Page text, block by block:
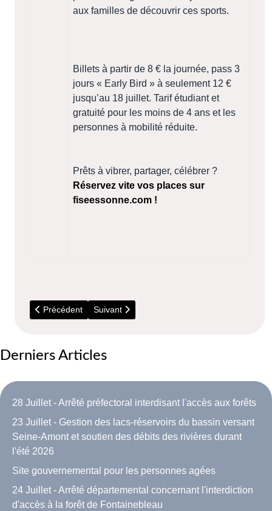
aux familles de découvrir ces sports.
Billets à partir de 8 € la journée, pass 3
jours « Early Bird » à seulement 12 €
jusqu’au 18 juillet. Tarif étudiant et
gratuité pour les moins de 4 ans et les
personnes à mobilité réduite.
Prêts à vibrer, partager, célébrer ?
Réservez vite vos places sur
fiseessonne.com !
Article précédent : Déchèteries : Horaires d'été
Précédent Article suivant : 5 Juillet - Visite du parc
Suivant
Derniers Articles
28 Juillet - Arrêté préfectoral interdisant l'accès aux forêts
23 Juillet - Gestion des lacs-réservoirs du bassin versant
Seine-Amont et soutien des débits des rivières durant
l'été 2026
Site gouvernemental pour les personnes agées
24 Juillet - Arrêté départemental concernant l'interdiction
d'accès à la forêt de Fontainebleau